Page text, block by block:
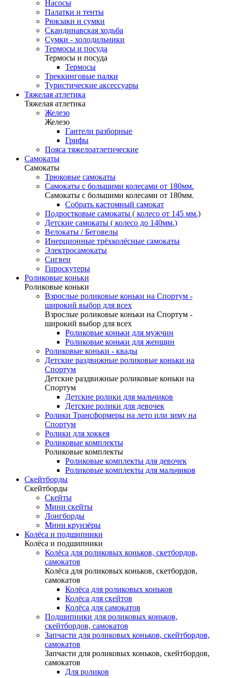
Насосы
Палатки и тенты
Рюкзаки и сумки
Скандинавская ходьба
Сумки - холодильники
Термосы и посуда
Термосы и посуда
Термосы
Треккинговые палки
Туристические аксессуары
Тяжелая атлетика
Тяжелая атлетика
Железо
Железо
Гантели разборные
Грифы
Пояса тяжелоатлетические
Самокаты
Самокаты
Трюковые самокаты
Самокаты с большими колесами от 180мм.
Самокаты с большими колесами от 180мм.
Собрать кастомный самокат
Подростковые самокаты ( колесо от 145 мм.)
Детские самокаты ( колесо до 140мм.)
Велокаты / Беговелы
Инерционные трёхколёсные самокаты
Электросамокаты
Сигвеи
Гироскутеры
Роликовые коньки
Роликовые коньки
Взрослые роликовые коньки на Спортум -
широкий выбор для всех
Взрослые роликовые коньки на Спортум -
широкий выбор для всех
Роликовые коньки для мужчин
Роликовые коньки для женщин
Роликовые коньки - квады
Детские раздвижные роликовые коньки на
Спортум
Детские раздвижные роликовые коньки на
Спортум
Детские ролики для мальчиков
Детские ролики для девочек
Ролики Трансформеры на лето или зиму на
Спортум
Ролики для хоккея
Роликовые комплекты
Роликовые комплекты
Роликовые комплекты для девочек
Роликовые комплекты для мальчиков
Скейтборды
Скейтборды
Скейты
Мини скейты
Лонгборды
Мини круизёры
Колёса и подшипники
Колёса и подшипники
Колёса для роликовых коньков, скетбордов,
самокатов
Колёса для роликовых коньков, скетбордов,
самокатов
Колёса для роликовых коньков
Колёса для скейтов
Колёса для самокатов
Подшипники для роликовых коньков,
скейтбордов, самокатов
Запчасти для роликовых коньков, скейтбордов,
самокатов
Запчасти для роликовых коньков, скейтбордов,
самокатов
Для роликов